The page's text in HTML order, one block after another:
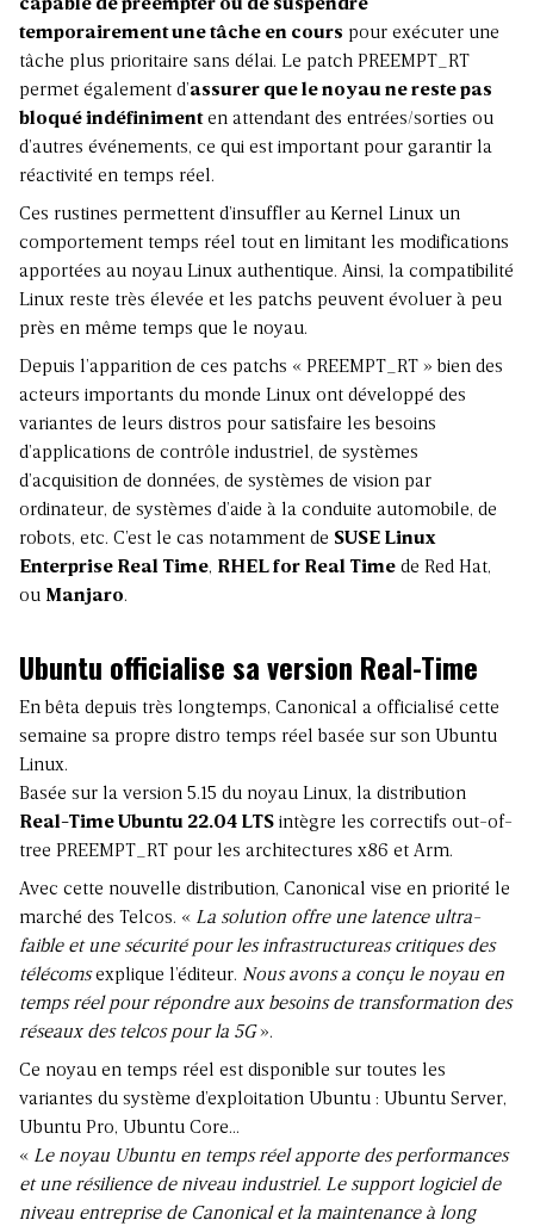
capable de préempter ou de suspendre
temporairement une tâche en cours pour exécuter une
tâche plus prioritaire sans délai. Le patch PREEMPT_RT
permet également d’assurer que le noyau ne reste pas
bloqué indéfinimenten attendant des entrées/sorties ou
d’autres événements, ce qui est important pour garantir la
réactivité en temps réel.
Ces rustines permettent d’insuffler au Kernel Linux un
comportement temps réel tout en limitant les modifications
apportées au noyau Linux authentique. Ainsi, la compatibilité
Linux reste très élevée et les patchs peuvent évoluer à peu
près en même temps que le noyau.
Depuis l’apparition de ces patchs « PREEMPT_RT » bien des
acteurs importants du monde Linux ont développé des
variantes de leurs distros pour satisfaire les besoins
d’applications de contrôle industriel, de systèmes
d’acquisition de données, de systèmes de vision par
ordinateur, de systèmes d’aide à la conduite automobile, de
robots, etc. C’est le cas notamment de SUSE Linux
Enterprise Real Time, RHEL for Real Time de Red Hat,
ou Manjaro.
Ubuntu officialise sa version Real-Time
En bêta depuis très longtemps, Canonical a officialisé cette
semaine sa propre distro temps réel basée sur son Ubuntu
Linux.
Basée sur la version 5.15 du noyau Linux, la distribution
Real-Time Ubuntu 22.04 LTS intègre les correctifs out-of-
tree PREEMPT_RT pour les architectures x86 et Arm.
Avec cette nouvelle distribution, Canonical vise en priorité le
marché des Telcos. « La solution offre une latence ultra-
faible et une sécurité pour les infrastructureas critiques des
télécomsexplique l’éditeur. Nous avons a conçu le noyau en
temps réel pour répondre aux besoins de transformation des
réseaux des telcos pour la 5G».
Ce noyau en temps réel est disponible sur toutes les
variantes du système d’exploitation Ubuntu : Ubuntu Server,
Ubuntu Pro, Ubuntu Core…
« Le noyau Ubuntu en temps réel apporte des performances
et une résilience de niveau industriel. Le support logiciel de
niveau entreprise de Canonical et la maintenance à long